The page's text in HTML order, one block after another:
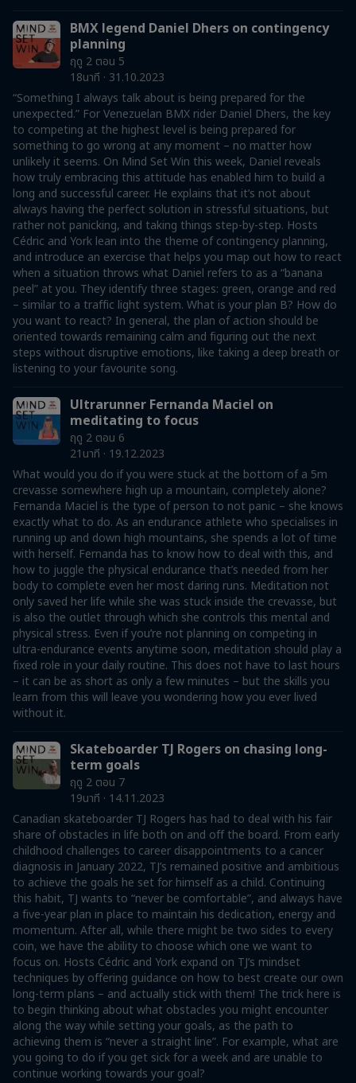
BMX legend Daniel Dhers on contingency
planning
ฤดู 2 ตอน 5
18นาที · 31.10.2023
“Something I always talk about is being prepared for the
unexpected.” For Venezuelan BMX rider Daniel Dhers, the key
to competing at the highest level is being prepared for
something to go wrong at any moment – no matter how
unlikely it seems. On Mind Set Win this week, Daniel reveals
how truly embracing this attitude has enabled him to build a
long and successful career. He explains that it’s not about
always having the perfect solution in stressful situations, but
rather not panicking, and taking things step-by-step. Hosts
Cédric and York lean into the theme of contingency planning,
and introduce an exercise that helps you map out how to react
when a situation throws what Daniel refers to as a “banana
peel” at you. They identify three stages: green, orange and red
– similar to a traffic light system. What is your plan B? How do
you want to react? In general, the plan of action should be
oriented towards remaining calm and figuring out the next
steps without disruptive emotions, like taking a deep breath or
listening to your favourite song.
Ultrarunner Fernanda Maciel on
meditating to focus
ฤดู 2 ตอน 6
21นาที · 19.12.2023
What would you do if you were stuck at the bottom of a 5m
crevasse somewhere high up a mountain, completely alone?
Fernanda Maciel is the type of person to not panic – she knows
exactly what to do. As an endurance athlete who specialises in
running up and down high mountains, she spends a lot of time
with herself. Fernanda has to know how to deal with this, and
how to juggle the physical endurance that’s needed from her
body to complete even her most daring runs. Meditation not
only saved her life while she was stuck inside the crevasse, but
is also the outlet through which she controls this mental and
physical stress. Even if you’re not planning on competing in
ultra-endurance events anytime soon, meditation should play a
fixed role in your daily routine. This does not have to last hours
– it can be as short as only a few minutes – but the skills you
learn from this will leave you wondering how you ever lived
without it.
Skateboarder TJ Rogers on chasing long-
term goals
ฤดู 2 ตอน 7
19นาที · 14.11.2023
Canadian skateboarder TJ Rogers has had to deal with his fair
share of obstacles in life both on and off the board. From early
childhood challenges to career disappointments to a cancer
diagnosis in January 2022, TJ’s remained positive and ambitious
to achieve the goals he set for himself as a child. Continuing
this habit, TJ wants to “never be comfortable”, and always have
a five-year plan in place to maintain his dedication, energy and
momentum. After all, while there might be two sides to every
coin, we have the ability to choose which one we want to
focus on. Hosts Cédric and York expand on TJ’s mindset
techniques by offering guidance on how to best create our own
long-term plans – and actually stick with them! The trick here is
to begin thinking about what obstacles you might encounter
along the way while setting your goals, as the path to
achieving them is “never a straight line”. For example, what are
you going to do if you get sick for a week and are unable to
continue working towards your goal?